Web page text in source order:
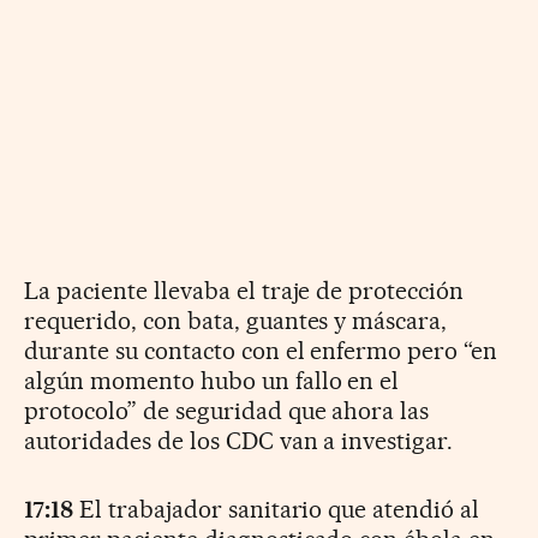
La paciente llevaba el traje de protección
requerido, con bata, guantes y máscara,
durante su contacto con el enfermo pero “en
algún momento hubo un fallo en el
protocolo” de seguridad que ahora las
autoridades de los CDC van a investigar.
17:18El trabajador sanitario que atendió al